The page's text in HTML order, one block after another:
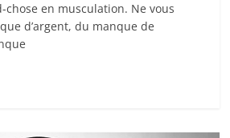
chose en musculation. Ne vous
d’argent, du manque de